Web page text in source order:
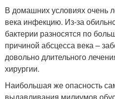
В домашних условиях очень
века инфекцию. Из-за
бактерии разносятся по
причиной абсцесса века –
довольно длительного
хирургии.
Наибольшая же опасность